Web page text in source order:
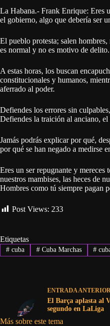
La Habana.- Frank Enrique: Eres
el gobierno, algo que debería ser
El pueblo protesta; salen
es normal y no es motivo de
A estas horas, los buscan
constitucionales y humanos,
aferrado al poder.
Defiendes los errores sin
Defiendes la traición al anciano,
Jamás podrás explicar por qué,
por qué se han negado a medirse
Eres un ser repugnante y
nuestros mambises, las heces de
Hombres como tú siempre pagan
Post Views: 233
Etiquetas
#cuba #Cuba Marchas #
ENTRADA ANTERIOR
El Barça aplasta al
segundo en LaLiga
Más sobre este tema